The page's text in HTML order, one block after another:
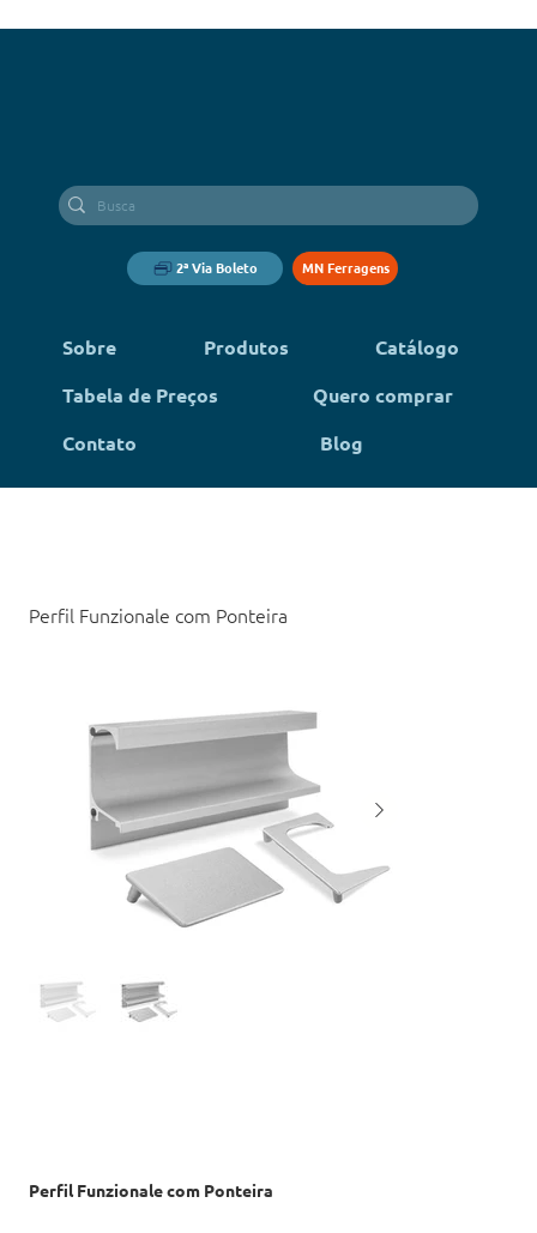
2ª Via Boleto MN Ferragens
Sobre Produtos
Catálogo
Tabela de Preços
Quero comprar
Contato
Blog
Perfil Funzionale com Ponteira
Perfil Funzionale com Ponteira